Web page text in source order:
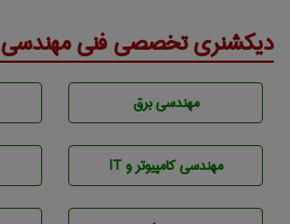
دیکشنری تخصصی فنی مهندسی
مهندسی برق
مهندسی كامپيوتر و IT